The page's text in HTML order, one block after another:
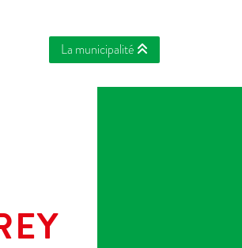
La municipalité